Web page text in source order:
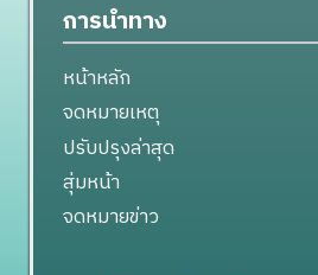
การนำทาง
หน้าหลัก
จดหมายเหตุ
ปรับปรุงล่าสุด
สุ่มหน้า
จดหมายข่าว